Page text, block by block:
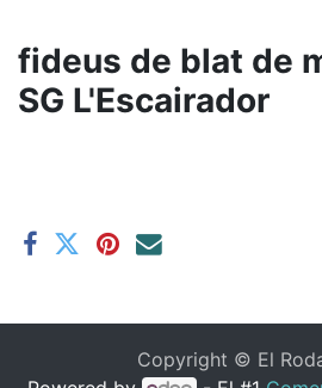
fideus de blat de
SG L'Escairador
Copyright © El